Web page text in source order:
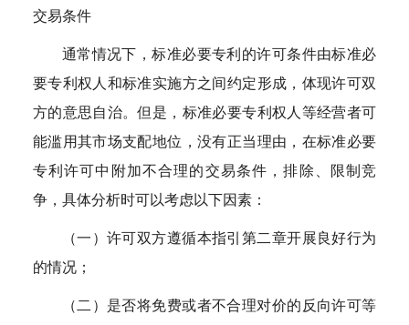
交易条件
通常情况下，标准必要专利的许可条件由标准必
要专利权人和标准实施方之间约定形成，体现许可双
方的意思自治。但是，标准必要专利权人等经营者可
能滥用其市场支配地位，没有正当理由，在标准必要
专利许可中附加不合理的交易条件，排除、限制竞
争，具体分析时可以考虑以下因素：
（一）许可双方遵循本指引第二章开展良好行为
的情况；
（二）是否将免费或者不合理对价的反向许可等